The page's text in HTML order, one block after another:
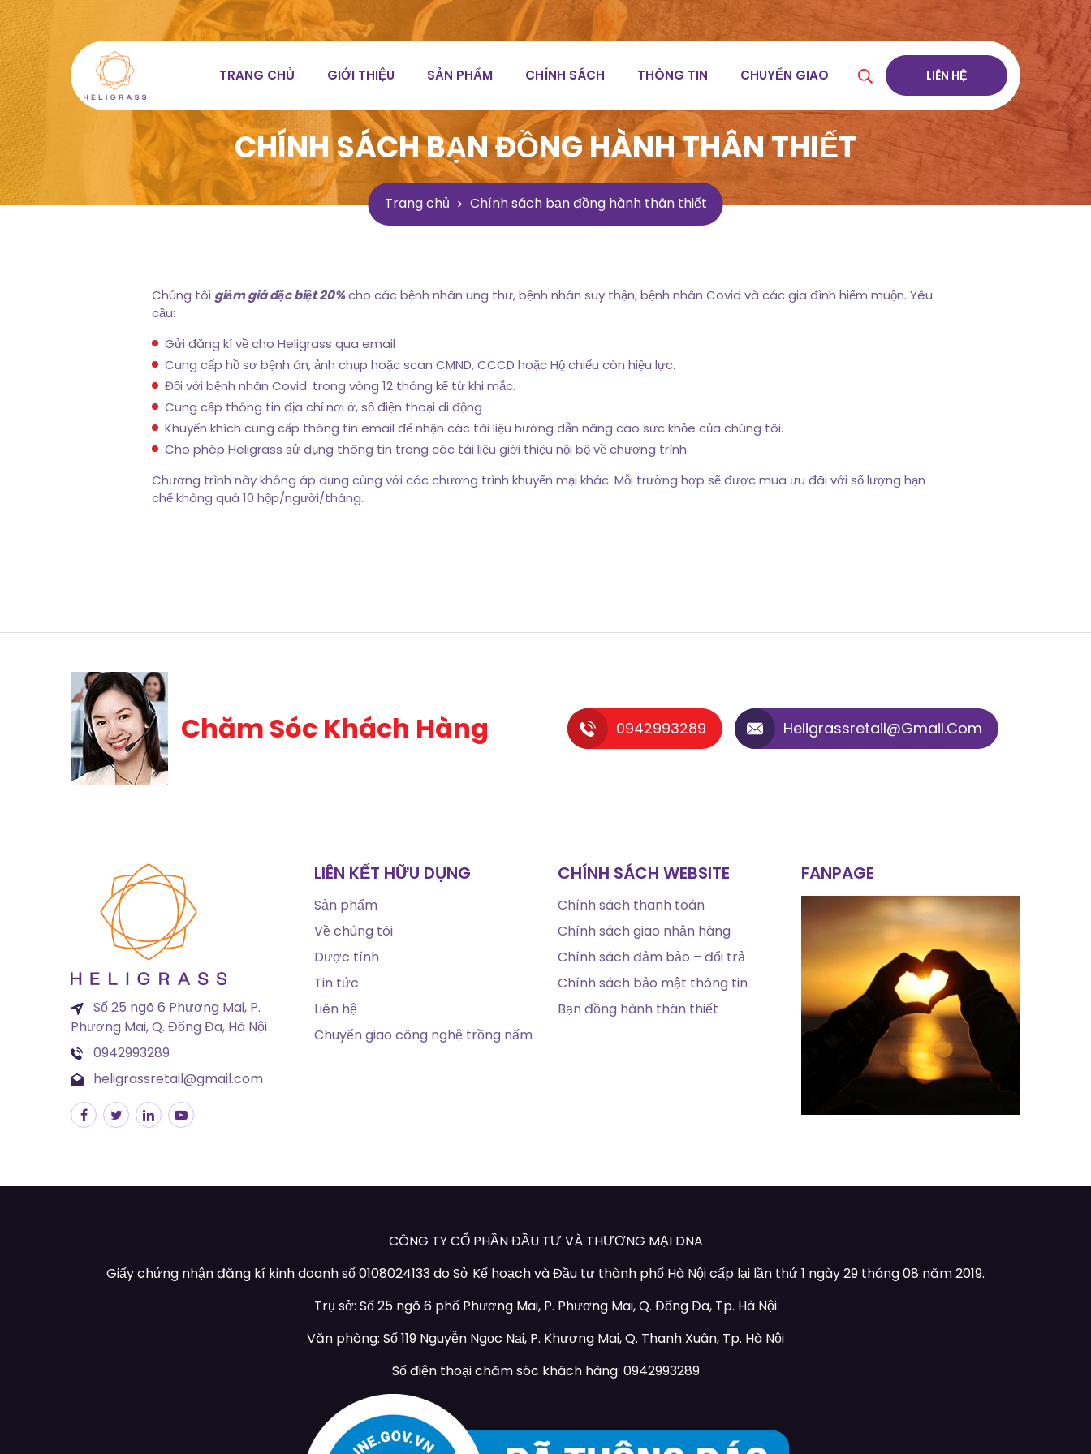
TRANG CHỦ GIỚI THIỆU SẢN PHẨM CHÍNH SÁCH THÔNG TIN CHUYỂN GIAO LIÊN HỆ
CHÍNH SÁCH BẠN ĐỒNG HÀNH THÂN THIẾT
Trang chủ Chính sách bạn đồng hành thân thiết
Chúng tôi giảm giá đặc biệt 20%cho các bệnh nhân ung thư, bệnh nhân suy thận, bệnh nhân Covid và các gia đình hiếm muộn. Yêu
cầu:
Gửi đăng kí về cho Heligrass qua email
Cung cấp hồ sơ bệnh án, ảnh chụp hoặc scan CMND, CCCD hoặc Hộ chiếu còn hiệu lực.
Đối với bệnh nhân Covid: trong vòng 12 tháng kể từ khi mắc.
Cung cấp thông tin địa chỉ nơi ở, số điện thoại di động
Khuyến khích cung cấp thông tin email để nhận các tài liệu hướng dẫn nâng cao sức khỏe của chúng tôi.
Cho phép Heligrass sử dụng thông tin trong các tài liệu giới thiệu nội bộ về chương trình.
Chương trình này không áp dụng cùng với các chương trình khuyến mại khác. Mỗi trường hợp sẽ được mua ưu đãi với số lượng hạn
chế không quá 10 hộp/người/tháng.
Chăm Sóc Khách Hàng 0942993289 Heligrassretail@gmail.com
Số 25 ngõ 6 Phương Mai, P.
Phương Mai, Q. Đống Đa, Hà Nội
0942993289
heligrassretail@gmail.com
LIÊN KẾT HỮU DỤNG
Sản phẩm
Về chúng tôi
Dược tính
Tin tức
Liên hệ
Chuyển giao công nghệ trồng nấm
CHÍNH SÁCH WEBSITE
Chính sách thanh toán
Chính sách giao nhận hàng
Chính sách đảm bảo – đổi trả
Chính sách bảo mật thông tin
Bạn đồng hành thân thiết
FANPAGE
CÔNG TY CỔ PHẦN ĐẦU TƯ VÀ THƯƠNG MẠI DNA
Giấy chứng nhận đăng kí kinh doanh số 0108024133 do Sở Kế hoạch và Đầu tư thành phố Hà Nội cấp lại lần thứ 1 ngày 29 tháng 08 năm 2019.
Trụ sở: Số 25 ngõ 6 phố Phương Mai, P. Phương Mai, Q. Đống Đa, Tp. Hà Nội
Văn phòng: Số 119 Nguyễn Ngọc Nại, P. Khương Mai, Q. Thanh Xuân, Tp. Hà Nội
Số điện thoại chăm sóc khách hàng: 0942993289